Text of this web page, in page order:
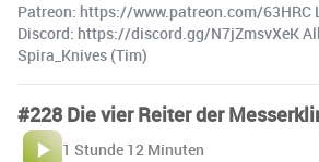
Patreon: https://www.patreon.com/63HRC
Discord: https://discord.gg/N7jZmsvXeK
Spira_Knives (Tim)
#228 Die vier Reiter der
1 Stunde 12 Minuten